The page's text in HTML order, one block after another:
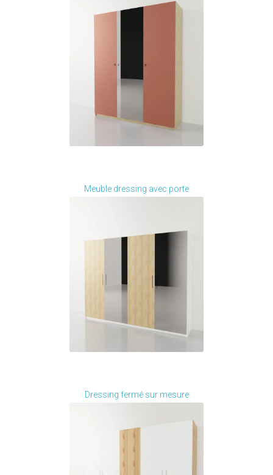
Meuble dressing avec porte
Dressing fermé sur mesure